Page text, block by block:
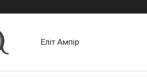
Еліт Ампір